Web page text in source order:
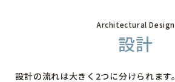
Architectural Design
設計
設計の流れは大きく2つに分けられます。